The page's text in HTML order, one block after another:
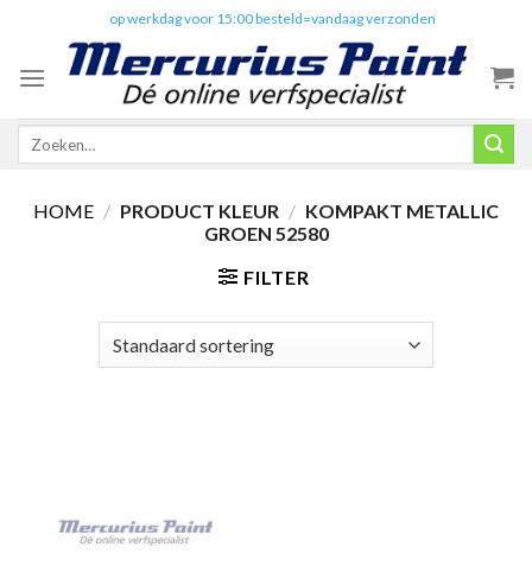
content
op werkdag voor 15:00 besteld=vandaag verzonden
Zoeken
HOME / PRODUCT KLEUR / KOMPAKT METALLIC
GROEN 52580
FILTER